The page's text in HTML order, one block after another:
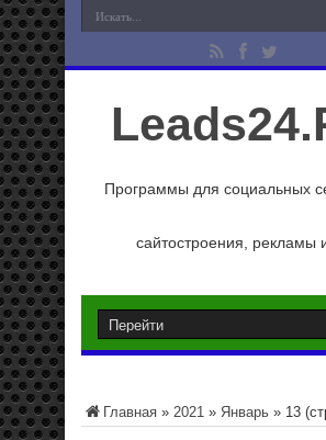
Программы для социальных
сайтостроения, рекламы
Главная » 2021 » Январь » 13